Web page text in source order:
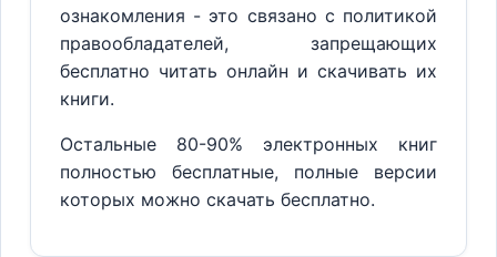
ознакомления - это связано с политикой
правообладателей, запрещающих
бесплатно читать онлайн и скачивать их
книги.
Остальные 80-90% электронных книг
полностью бесплатные, полные версии
которых можно скачать бесплатно.